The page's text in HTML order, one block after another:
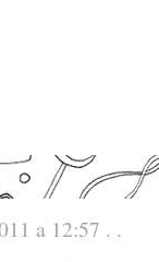
a 12:57 . .